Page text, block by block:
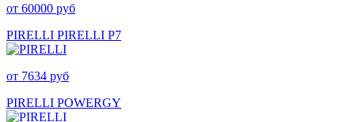
от 60000 руб
PIRELLI PIRELLI P7
от 7634 руб
PIRELLI POWERGY